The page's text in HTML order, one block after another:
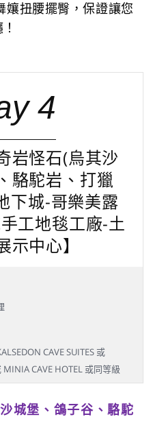
孃扭腰擺臀，保證讓您
4
岩怪石(烏其沙
駱駝岩、打獵
下城-哥樂美露
工地毯工廠-土
中心】
CAVE SUITES 或
MINIA CAVE HOTEL 或同等級
城堡、鴿子谷、駱駝